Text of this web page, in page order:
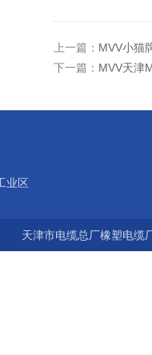
上一篇： MVV小猫
下一篇： MVV天津
业区
天津市电缆总厂橡塑电